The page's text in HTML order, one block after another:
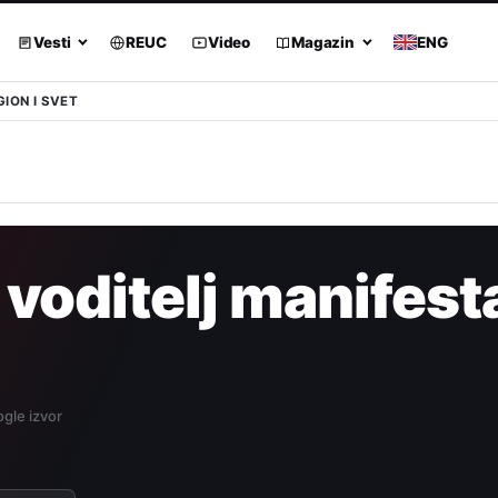
Vesti REUC Video Magazin ENG
I SVET
izvor